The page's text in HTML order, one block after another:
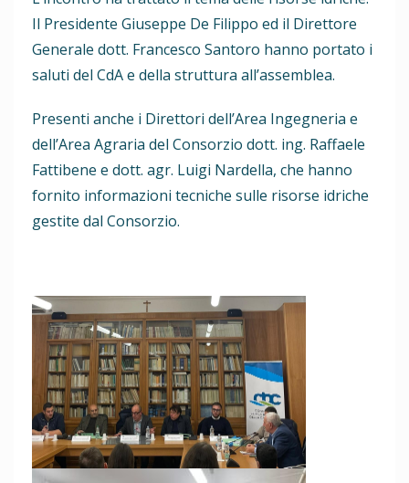
Il Presidente Giuseppe De Filippo ed il Direttore
Generale dott. Francesco Santoro hanno portato i
saluti del CdA e della struttura all’assemblea.
Presenti anche i Direttori dell’Area Ingegneria e
dell’Area Agraria del Consorzio dott. ing. Raffaele
Fattibene e dott. agr. Luigi Nardella, che hanno
fornito informazioni tecniche sulle risorse idriche
gestite dal Consorzio.